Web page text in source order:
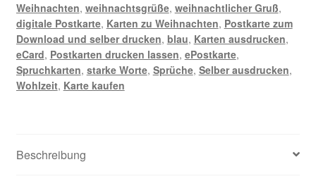
Weihnachten, weihnachtsgrüße, weihnachtlicher Gruß,
digitale Postkarte, Karten zu Weihnachten, Postkarte zum
Download und selber drucken, blau, Karten ausdrucken,
eCard, Postkarten drucken lassen, ePostkarte,
Spruchkarten, starke Worte, Sprüche, Selber ausdrucken,
Wohlzeit, Karte kaufen
Beschreibung